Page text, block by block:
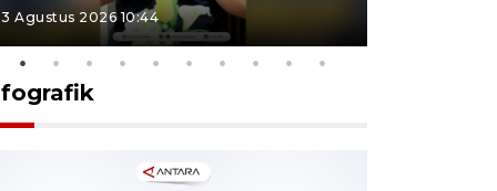
3 Agustus 2026 10:44